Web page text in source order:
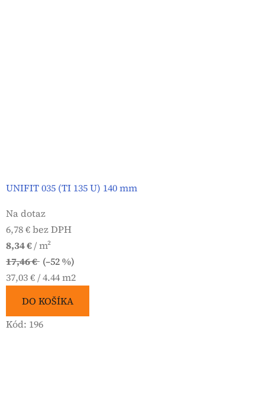
UNIFIT 035 (TI 135 U) 140 mm
Na dotaz
6,78 € bez DPH
8,34 €/ m²
17,46 € (–52 %)
Jednotková
37,03 € / 4.44 m2
DO KOŠÍKA
Kód: 196